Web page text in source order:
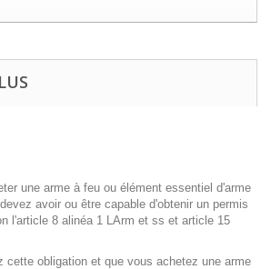
une arme à feu ou élément essentiel d'arme
avoir ou être capable d'obtenir un permis
l'article 8 alinéa 1 LArm et ss et article 15
obligation et que vous achetez une arme